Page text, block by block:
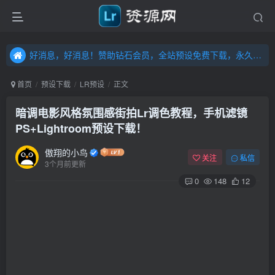
好消息，好消息！赞助钻石会员，全站预设免费下载，永久钻石会员，”送“万元超值资源，内容丰富，容量高达20T，不断更新！点击进入……
好消息，好消息！赞助钻石会员，全站预设免费下载，永久钻石会员，”送“万元超值资源，内容丰富，容量高达20T，不断更新！点击进入……
首页 预设下载 LR预设 正文
暗调电影风格氛围感街拍Lr调色教程，手机滤镜
PS+Lightroom预设下载！
傲翔的小鸟
3个月前更新
关注 私信
0 148 12